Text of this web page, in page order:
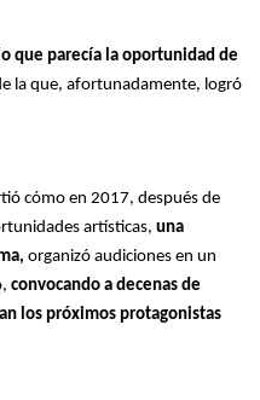
lo que parecía la oportunidad de
la que, afortunadamente, logró
cómo en 2017, después de
artísticas, una
organizó audiciones en un
convocando a decenas de
los próximos protagonistas